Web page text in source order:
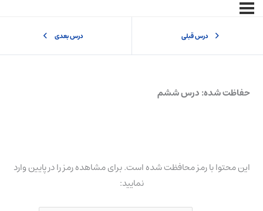
درس قبلی درس بعدی
حفاظت شده: درس ششم
این محتوا با رمز محافظت شده است. برای مشاهده رمز را در پایین وارد
نمایید: